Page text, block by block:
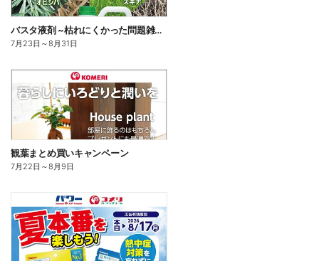
バスタ液剤 ~枯れにくかった問題雑草に高い効果を発揮!~
7月23日 ～8月31日
観葉まとめ買いキャンペーン
7月22日 ～8月9日